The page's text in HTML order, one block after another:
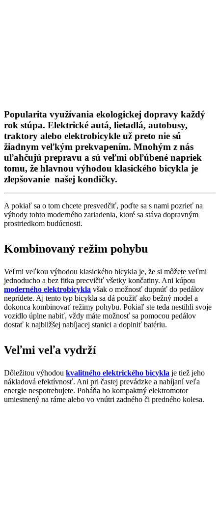
Popularita využívania ekologickej dopravy každý
rok stúpa. Elektrické autá, lietadlá, autobusy,
traktory alebo elektrobicykle už preto nie sú
žiadnym veľkým prekvapením. Mnohým z nás
uľahčujú prepravu a sú veľmi obľúbené napriek
tomu, že hlavnou výhodou klasického bicykla je
zlepšovanie našej kondičky.
A pokiaľ sa o tom chcete presvedčiť, poďte sa s nami pozrieť na
výhody tohto moderného zariadenia, ktoré sa stáva dopravným
prostriedkom budúcnosti.
Kombinovaný režim pohybu
Veľmi veľkou výhodou klasického bicykla je, že si môžete veľmi
jednoducho a bez fitka precvičiť všetky končatiny. Ani kúpou
moderného elektrobicykla však o možnosť dupnúť do pedálov
neprídete. Aj tento typ bicykla sa dá použiť ako bežný model a
dokonca kombinovať režimy pohybu. Pokiaľ ste teda nestihli svoje
vozidlo úplne nabiť, vždy máte možnosť sa pomocou pedálov
dostať k najbližšej nabíjacej stanici a doplniť batériu.
Veľmi veľa vydrží
Dôležitou výhodou kvalitného elektrického bicykla je tiež jeho
nákladová efektívnosť. Ani pri častej prevádzke a nabíjaní veľa
energie nespotrebujete. Poháňa ho kompaktný elektromotor
umiestnený na ráme alebo vo vnútri zadného či predného kolesa.